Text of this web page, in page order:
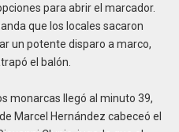
para abrir el marcador.
que los locales sacaron
un potente disparo a marco,
el balón.
monarcas llegó al minuto 39,
Marcel Hernández cabeceó el